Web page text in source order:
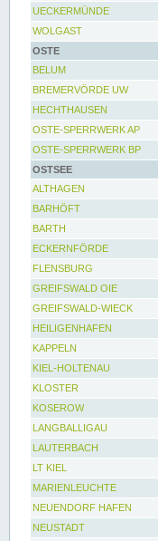
UECKERMÜNDE
WOLGAST
OSTE
BELUM
BREMERVÖRDE UW
HECHTHAUSEN
OSTE-SPERRWERK AP
OSTE-SPERRWERK BP
OSTSEE
ALTHAGEN
BARHÖFT
BARTH
ECKERNFÖRDE
FLENSBURG
GREIFSWALD OIE
GREIFSWALD-WIECK
HEILIGENHAFEN
KAPPELN
KIEL-HOLTENAU
KLOSTER
KOSEROW
LANGBALLIGAU
LAUTERBACH
LT KIEL
MARIENLEUCHTE
NEUENDORF HAFEN
NEUSTADT